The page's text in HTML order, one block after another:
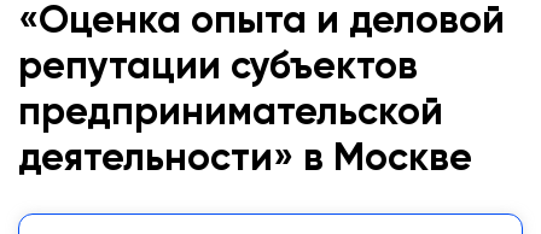
«Оценка опыта и деловой
репутации субъектов
предпринимательской
деятельности» в Москве